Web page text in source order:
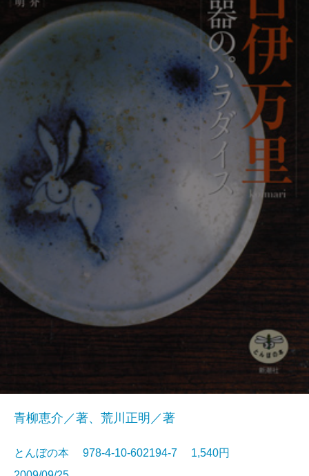
青柳恵介／著、荒川正明／著
とんぼの本 978-4-10-602194-7 1,540円